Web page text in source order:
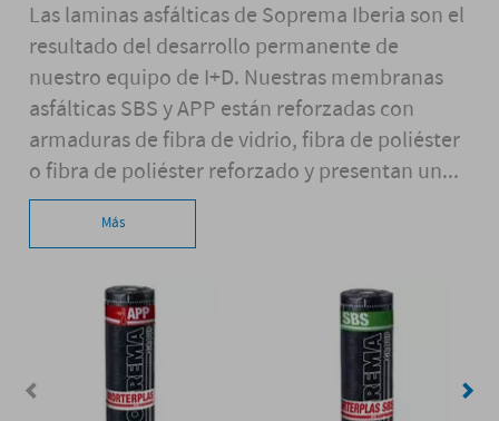
Las laminas asfálticas de Soprema Iberia son el
resultado del desarrollo permanente de
nuestro equipo de I+D. Nuestras membranas
asfálticas SBS y APP están reforzadas con
armaduras de fibra de vidrio, fibra de poliéster
o fibra de poliéster reforzado y presentan un...
Más